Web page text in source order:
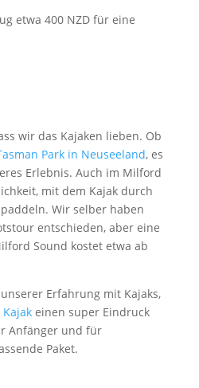
etwa 400 NZD für eine
wir das Kajaken lieben. Ob
Park in Neuseeland, es
Erlebnis. Auch im Milford
mit dem Kajak durch
Wir selber haben
entschieden, aber eine
Sound kostet etwa ab
Erfahrung mit Kajaks,
einen super Eindruck
Anfänger und für
Paket.